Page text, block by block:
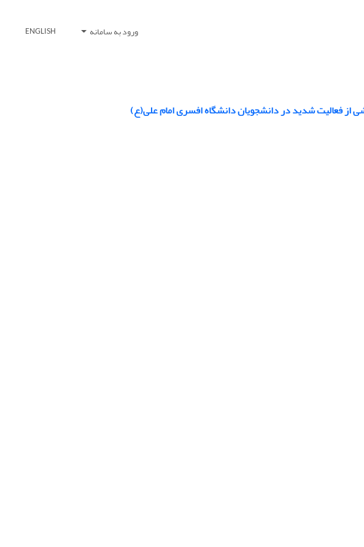
ورود به سامانه ENGLISH
از فعالیت شدید در دانشجویان دانشگاه افسری امام علی(ع)